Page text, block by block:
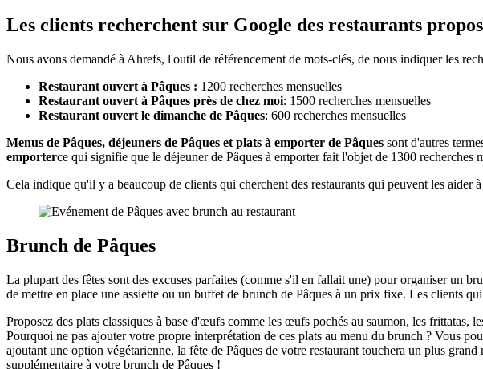
Les clients recherchent sur Google des restaurants
Nous avons demandé à Ahrefs, l'outil de référencement de mots-clés, de nous indiquer les
Restaurant ouvert à Pâques : 1200 recherches mensuelles
Restaurant ouvert à Pâques près de chez moi: 1500 recherches mensuelles
Restaurant ouvert le dimanche de Pâques: 600 recherches mensuelles
Menus de Pâques, déjeuners de Pâques et plats à emporter de Pâques sont d'autres
emporterce qui signifie que le déjeuner de Pâques à emporter fait l'objet de 1300 recherches
Cela indique qu'il y a beaucoup de clients qui cherchent des restaurants qui peuvent les aider
Brunch de Pâques
La plupart des fêtes sont des excuses parfaites (comme s'il en fallait une) pour organiser un
de mettre en place une assiette ou un buffet de brunch de Pâques à un prix fixe. Les clients
Proposez des plats classiques à base d'œufs comme les œufs pochés au saumon, les
Pourquoi ne pas ajouter votre propre interprétation de ces plats au menu du brunch ? Vous
ajoutant une option végétarienne, la fête de Pâques de votre restaurant touchera un plus
supplémentaire à votre brunch de Pâques !